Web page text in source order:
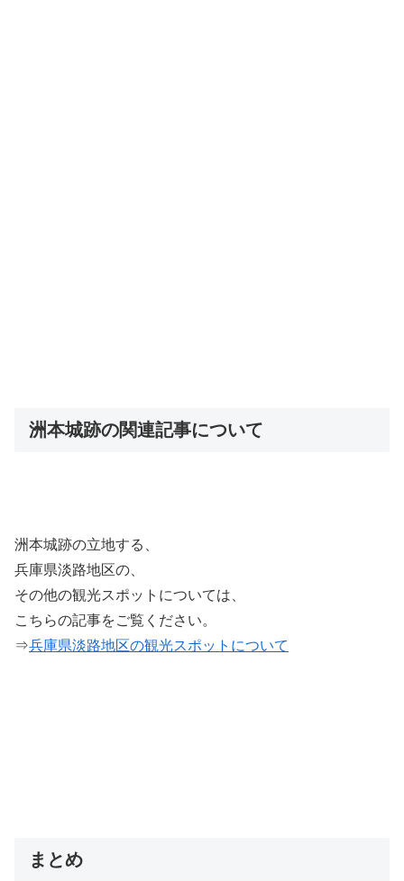
洲本城跡の関連記事について
洲本城跡の立地する、
兵庫県淡路地区の、
その他の観光スポットについては、
こちらの記事をご覧ください。
⇒兵庫県淡路地区の観光スポットについて
まとめ